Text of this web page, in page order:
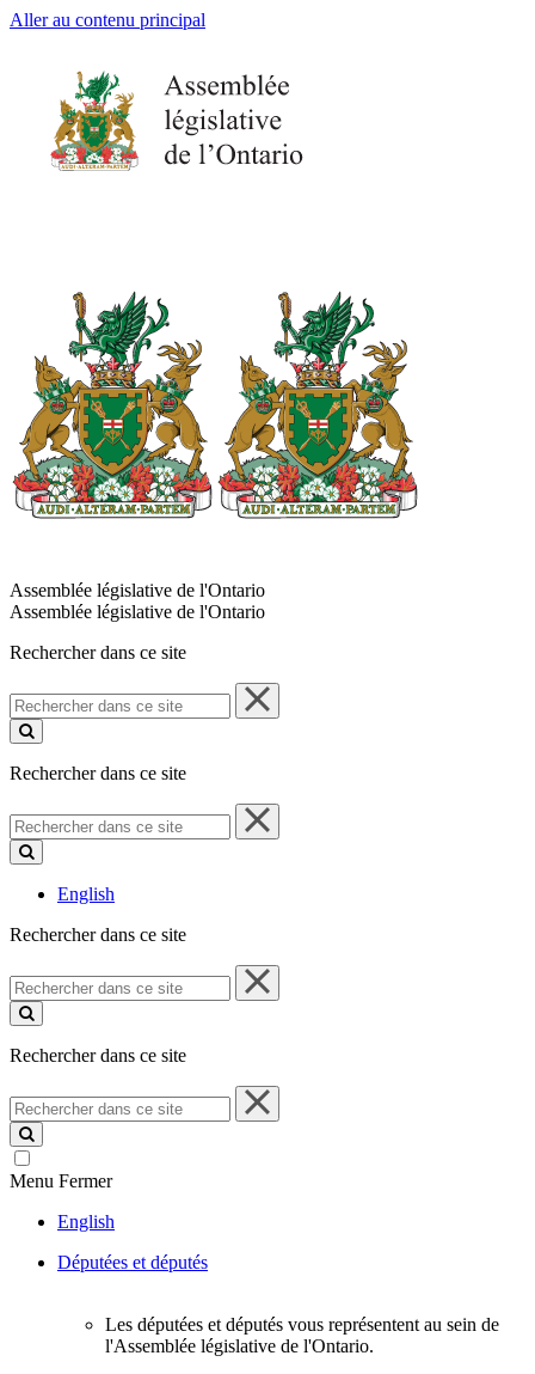
Aller au contenu principal
Assemblée législative de l'Ontario
Assemblée législative de l'Ontario
Rechercher dans ce site
Rechercher
dans
ce
Rechercher dans ce site
Rechercher
dans
ce
English
Rechercher dans ce site
Rechercher
dans
ce
Rechercher dans ce site
Rechercher
dans
ce
site
Menu Fermer
English
Députées et députés
Les députées et députés vous représentent au sein de
l'Assemblée législative de l'Ontario.